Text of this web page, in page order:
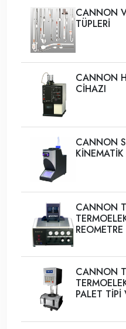
CANNON
TÜPLERİ
CANNON
CİHAZI
CANNON
CANNON
REOMETRE
CANNON
PALET TİPİ